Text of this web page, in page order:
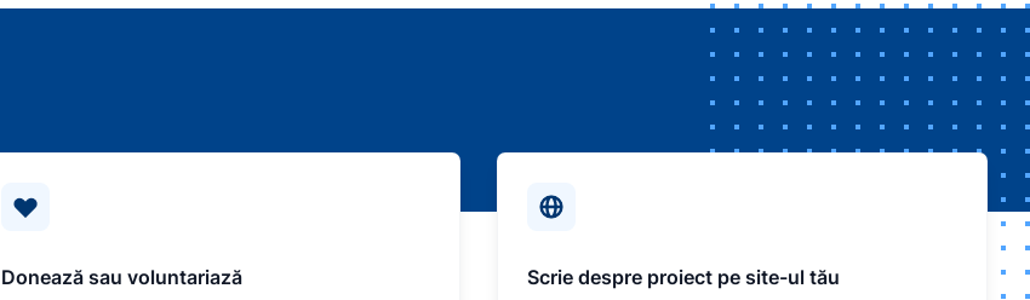
Donează sau voluntariază Scrie despre proiect pe site-ul tău